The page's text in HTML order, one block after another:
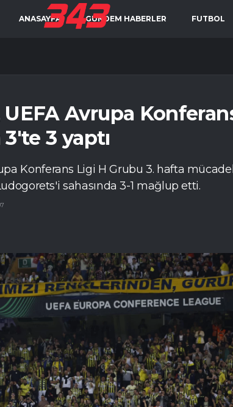
ANASAYFA GÜNDEM HABERLER FUTBOL
Avrupa
3 yaptı
Konferans Ligi H Grubu 3. hafta
sahasında 3-1 mağlup etti.